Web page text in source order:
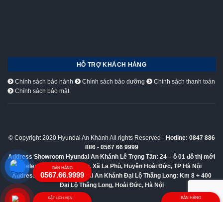
HỖ TRỢ KHÁCH HÀNG
Chính sách bảo hành Chính sách bảo dưỡng
Chính sách thanh toán
Chính sách bảo mật
© Copyright 2020 Hyundai An Khánh All rights Reserved - Hotline: 0847 886
886 - 0567 66 9999
Address Showroom Hyundai An Khánh Lê Trọng Tấn: 24 – ô 01 đô thị mới
Geleximco Lê Trọng Tấn, Xã La Phù, Huyện Hoài Đức, TP Hà Nội
Address Showroom Hyundai An Khánh Đại Lộ Thăng Long: Km 8 + 400
Đại Lộ Thăng Long, Hoài Đức, Hà Nội
BÁN HÀNG
0567.66.9999
ĐẶT LỊCH HẸN BÁN HÀNG